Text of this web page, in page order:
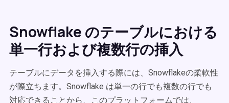
Snowflake のテーブルにおける
単一行および複数行の挿入
テーブルにデータを挿入する際には、Snowflakeの柔軟性
が際立ちます。Snowflake は単一の行でも複数の行でも
対応できることから、このプラットフォームでは、